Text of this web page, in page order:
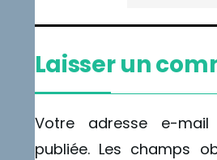
Laisser un
Votre adresse e-
publiée. Les champs